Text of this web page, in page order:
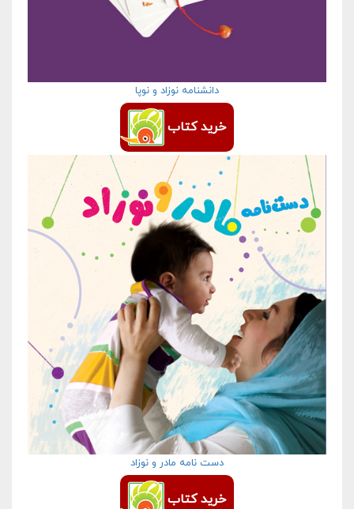
دانشنامه نوزاد و نوپا
خرید کتاب
دست نامه مادر و نوزاد
خرید کتاب